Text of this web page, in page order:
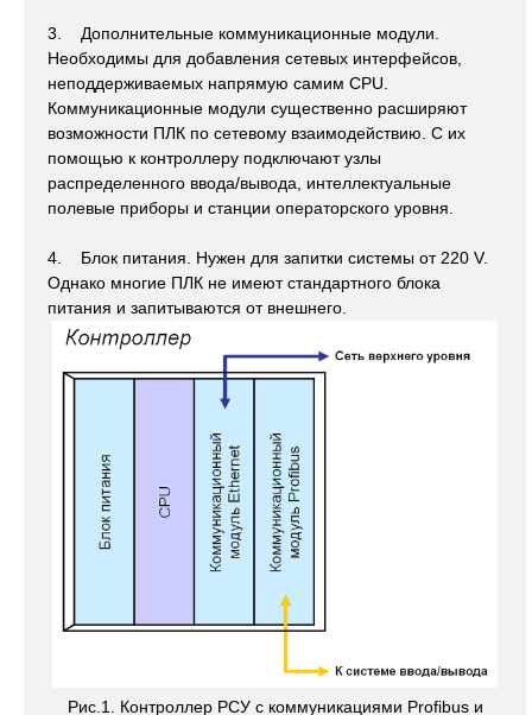
3. Дополнительные коммуникационные модули.
Необходимы для добавления сетевых интерфейсов,
неподдерживаемых напрямую самим CPU.
Коммуникационные модули существенно расширяют
возможности ПЛК по сетевому взаимодействию. C их
помощью к контроллеру подключают узлы
распределенного ввода/вывода, интеллектуальные
полевые приборы и станции операторского уровня.
4. Блок питания. Нужен для запитки системы от 220 V.
Однако многие ПЛК не имеют стандартного блока
питания и запитываются от внешнего.
Рис.1. Контроллер РСУ с коммуникациями Profibus и